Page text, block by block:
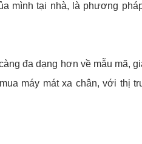
mình tại nhà, là phương
đa dạng hơn về mẫu mã,
máy mát xa chân, với thị